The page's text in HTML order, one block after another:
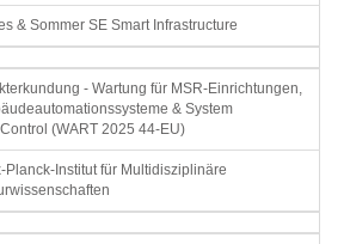
& Sommer SE Smart Infrastructure
- Wartung für MSR-Einrichtungen,
& System
(WART 2025 44-EU)
Planck-Institut für Multidisziplinäre